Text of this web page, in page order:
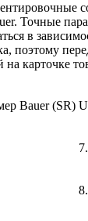
Точные
в
поэтому
на карточке
Bauer (SR)